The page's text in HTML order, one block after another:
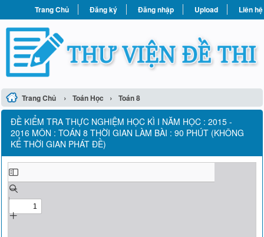
Trang Chủ Đăng ký Đăng nhập Upload Liên hệ
Trang Chủ › Toán Học › Toán 8
ĐỀ KIỂM TRA THỰC NGHIỆM HỌC KÌ I NĂM HỌC : 2015 -
2016 MÔN : TOÁN 8 THỜI GIAN LÀM BÀI : 90 PHÚT (KHÔNG
KỂ THỜI GIAN PHÁT ĐỀ)